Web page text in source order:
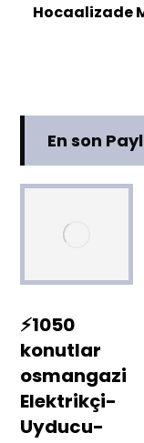
Hocaalizade
En son
⚡1050
konutlar
osmangazi
Elektrikçi-
Uyducu-